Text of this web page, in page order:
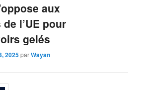
aux
l’UE pour
gelés
2025parWayan